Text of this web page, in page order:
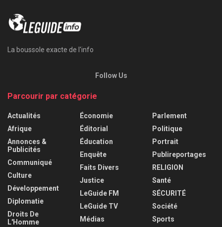
La boussole exacte de l'info
Follow Us
Parcourir par catégorie
Actualités
Afrique
Annonces &
Publicités
Communiqué
Culture
Développement
Diplomatie
Droits De
L'Homme
Économie
Éditorial
Éducation
Enquête
Faits Divers
Justice
LeGuide FM
LeGuide TV
Médias
Parlement
Politique
Portrait
Publireportages
RELIGION
Santé
SÉCURITÉ
Société
Sports